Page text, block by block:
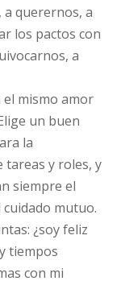
a querernos, a
los pactos con
a
mismo amor
un buen
la
tareas y roles, y
siempre el
mutuo.
¿soy feliz
tiempos
con mi